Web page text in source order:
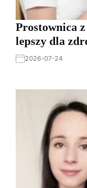
Prostownica
lepszy dla
2026-07-24